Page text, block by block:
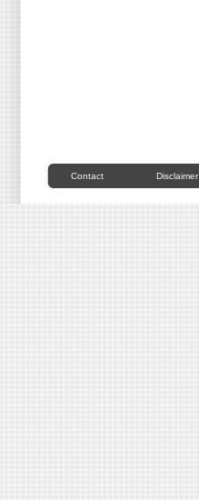
Contact Disclaimer